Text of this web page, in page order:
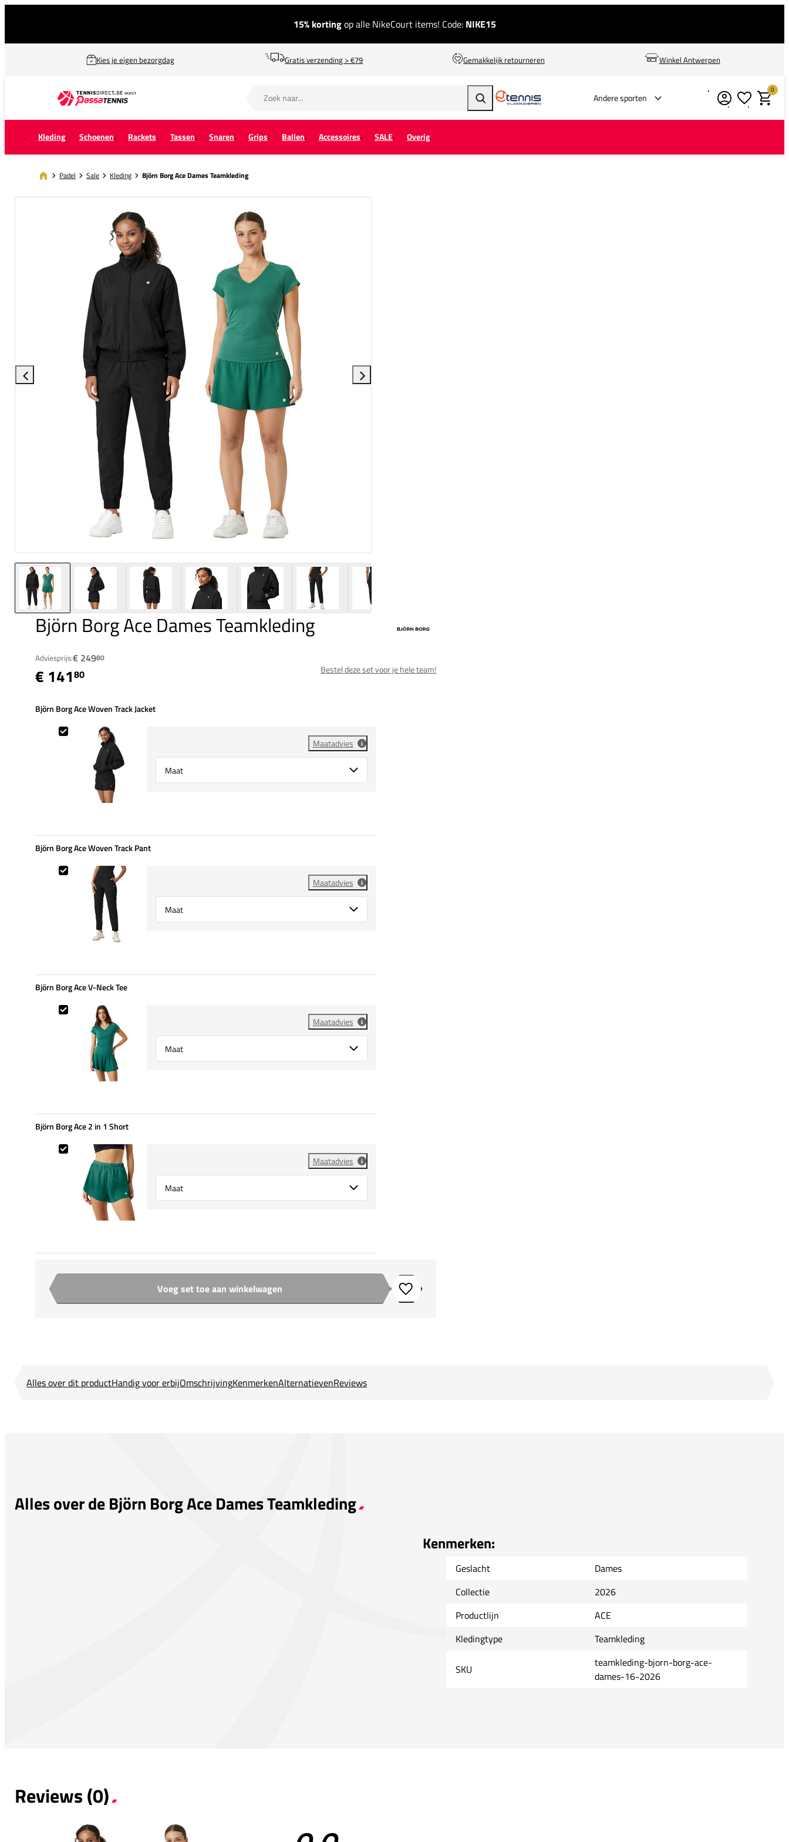
15% kortingop alle NikeCourt items! Code: NIKE15
Kies je eigen bezorgdag Gratis verzending > €79 Gemakkelijk retourneren Winkel Antwerpen
Zoeken Andere sporten Verlanglijstje
0
Kleding Schoenen Rackets Tassen Snaren Grips Ballen Accessoires SALE Overig
Padel Sale Kleding Björn Borg Ace Dames Teamkleding
Björn Borg Ace Dames Teamkleding
Adviesprijs:€ 24980
€ 14180 Bestel deze set voor je hele team!
Björn Borg Ace Woven Track Jacket
Maatadvies
Björn Borg Ace Woven Track Jacket
Björn Borg Ace Woven Track Pant
Maatadvies
Björn Borg Ace Woven Track Pant
Björn Borg Ace V-Neck Tee
Maatadvies
Björn Borg Ace V-Neck Tee
Björn Borg Ace 2 in 1 Short
Maatadvies
Björn Borg Ace 2 in 1 Short
Aantal Voeg set toe aan winkelwagen Toevoegen aan verlanglijstje
Alles over dit productHandig voor erbijOmschrijvingKenmerkenAlternatievenReviews
Alles over de Björn Borg Ace Dames Teamkleding
Kenmerken:
Geslacht
Dames
Collectie
2026
Productlijn
ACE
Kledingtype
Teamkleding
SKU
teamkleding-bjorn-borg-ace-
dames-16-2026
Reviews (0)